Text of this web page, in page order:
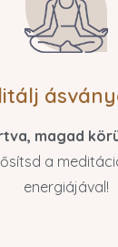
magad
a
energiájával!